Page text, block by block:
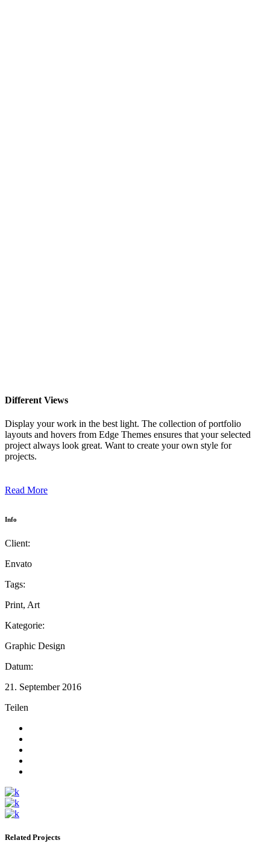
Different Views
Display your work in the best light. The collection of portfolio
layouts and hovers from Edge Themes ensures that your selected
project always look great. Want to create your own style for
projects.
Read More
Info
Client:
Envato
Tags:
Print, Art
Kategorie:
Graphic Design
Datum:
21. September 2016
Teilen
Related Projects